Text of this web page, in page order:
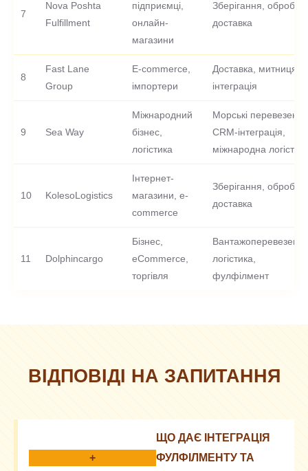
7
Nova Poshta
Fulfillment
підприємці,
онлайн-
магазини
Зберігання, обробка,
доставка
8
Fast Lane
Group
E-commerce,
імпортери
Доставка, митниця,
інтеграція
9 Sea Way
Міжнародний
бізнес,
логістика
Морські
CRM-інтеграція,
міжнародна
10 KolesoLogistics
Інтернет-
магазини, e-
commerce
Зберігання, обробка,
доставка
11 Dolphincargo
Бізнес,
eCommerce,
торгівля
логістика,
фулфілмент
ВІДПОВІДІ НА ЗАПИТАННЯ
+
ЩО ДАЄ ІНТЕГРАЦІЯ
ФУЛФІЛМЕНТУ ТА